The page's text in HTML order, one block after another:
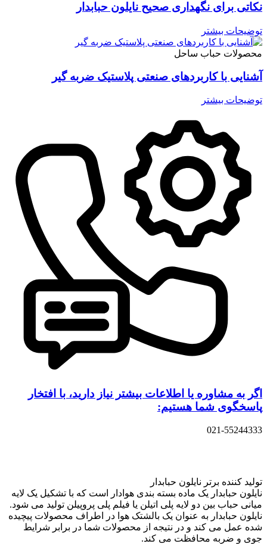
نکاتی برای نگهداری صحیح نایلون حبابدار
توضیحات بیشتر
محصولات حباب ساحل
آشنایی با کاربردهای صنعتی پلاستیک ضربه گیر
توضیحات بیشتر
اگر به مشاوره یا اطلاعات بیشتر نیاز دارید، با افتخار
پاسخگوی شما هستیم:
021-55244333
تولید کننده برتر نایلون حبابدار
نایلون حبابدار یک ماده بسته بندی هوادار است که با تشکیل یک لایه
میانی حباب بین دو لایه پلی اتیلن یا فیلم پلی پروپیلن تولید می شود.
نایلون حبابدار به عنوان یک بالشتک هوا در اطراف محصولات پیچیده
شده عمل می کند و در نتیجه از محصولات شما در برابر شرایط
جوی و ضربه محافظت می کند.